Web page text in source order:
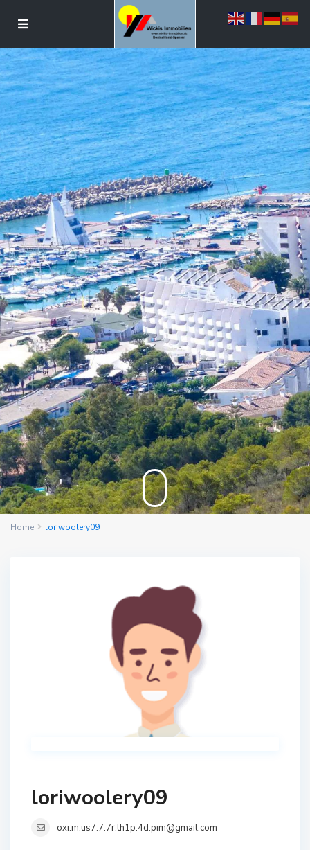
Home loriwoolery09
loriwoolery09
oxi.m.us7.7.7r.th1p.4d.pim@gmail.com